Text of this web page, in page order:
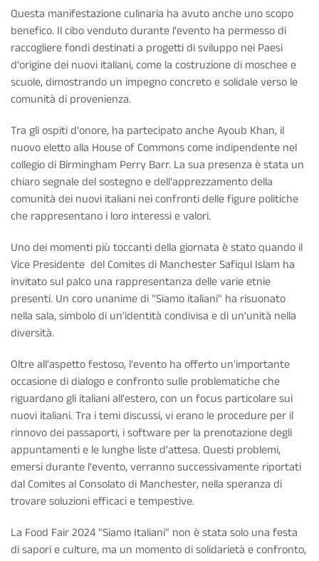
Questa manifestazione culinaria ha avuto anche uno scopo
benefico. Il cibo venduto durante l'evento ha permesso di
raccogliere fondi destinati a progetti di sviluppo nei Paesi
d'origine dei nuovi italiani, come la costruzione di moschee e
scuole, dimostrando un impegno concreto e solidale verso le
comunità di provenienza.
Tra gli ospiti d'onore, ha partecipato anche Ayoub Khan, il
nuovo eletto alla House of Commons come indipendente nel
collegio di Birmingham Perry Barr. La sua presenza è stata un
chiaro segnale del sostegno e dell'apprezzamento della
comunità dei nuovi italiani nei confronti delle figure politiche
che rappresentano i loro interessi e valori.
Uno dei momenti più toccanti della giornata è stato quando il
Vice Presidente del Comites di Manchester Safiqul Islam ha
invitato sul palco una rappresentanza delle varie etnie
presenti. Un coro unanime di "Siamo italiani" ha risuonato
nella sala, simbolo di un'identità condivisa e di un'unità nella
diversità.
Oltre all'aspetto festoso, l'evento ha offerto un'importante
occasione di dialogo e confronto sulle problematiche che
riguardano gli italiani all'estero, con un focus particolare sui
nuovi italiani. Tra i temi discussi, vi erano le procedure per il
rinnovo dei passaporti, i software per la prenotazione degli
appuntamenti e le lunghe liste d'attesa. Questi problemi,
emersi durante l'evento, verranno successivamente riportati
dal Comites al Consolato di Manchester, nella speranza di
trovare soluzioni efficaci e tempestive.
La Food Fair 2024 "Siamo Italiani" non è stata solo una festa
di sapori e culture, ma un momento di solidarietà e confronto,